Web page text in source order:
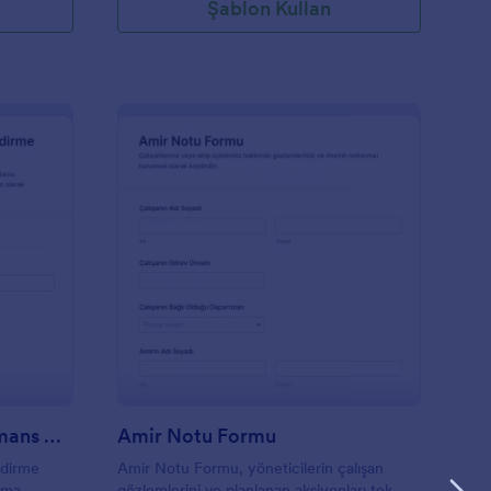
Şablon Kullan
Çalışan Güvenliği Performans Değerlendirme Anketi Amir Notu Formu
Amir Notu Formu, yöneticilerin çalışan